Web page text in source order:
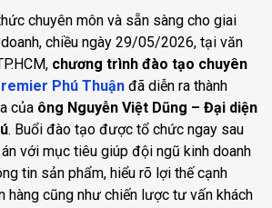
chuyên môn và sẵn sàng cho giai
chiều ngày 29/05/2026, tại văn
chương trình đào tạo chuyên
Phú Thuận đã diễn ra thành
của ông Nguyễn Việt Dũng – Đại diện
. Buổi đào tạo được tổ chức ngay sau
với mục tiêu giúp đội ngũ kinh doanh
tin sản phẩm, hiểu rõ lợi thế cạnh
hàng cũng như chiến lược tư vấn khách